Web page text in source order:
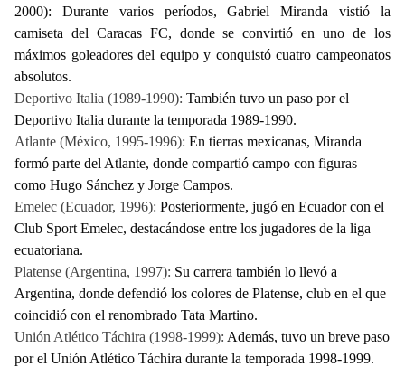
2000): Durante varios períodos, Gabriel Miranda vistió la
camiseta del Caracas FC, donde se convirtió en uno de los
máximos goleadores del equipo y conquistó cuatro campeonatos
absolutos.
Deportivo Italia (1989-1990): También tuvo un paso por el
Deportivo Italia durante la temporada 1989-1990.
Atlante (México, 1995-1996): En tierras mexicanas, Miranda
formó parte del Atlante, donde compartió campo con figuras
como Hugo Sánchez y Jorge Campos.
Emelec (Ecuador, 1996): Posteriormente, jugó en Ecuador con el
Club Sport Emelec, destacándose entre los jugadores de la liga
ecuatoriana.
Platense (Argentina, 1997): Su carrera también lo llevó a
Argentina, donde defendió los colores de Platense, club en el que
coincidió con el renombrado Tata Martino.
Unión Atlético Táchira (1998-1999): Además, tuvo un breve paso
por el Unión Atlético Táchira durante la temporada 1998-1999.